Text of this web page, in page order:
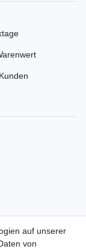
auf unserer
von